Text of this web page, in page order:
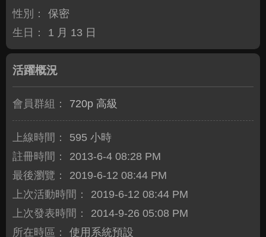
性別：
保密
生日：
1 月 13 日
活躍概況
會員群組： 720p 高級
上線時間：
595 小時
註冊時間：
2013-6-4 08:28 PM
最後瀏覽：
2019-6-12 08:44 PM
上次活動時間：
2019-6-12 08:44 PM
上次發表時間：
2014-9-26 05:08 PM
所在時區：
使用系統預設